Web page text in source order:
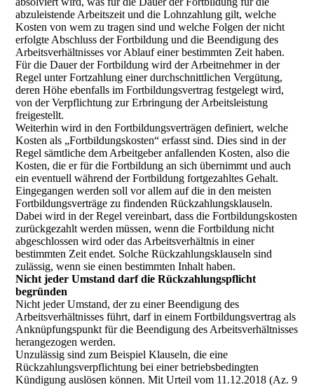
abzuleistende Arbeitszeit und die Lohnzahlung gilt, welche
Kosten von wem zu tragen sind und welche Folgen der nicht
erfolgte Abschluss der Fortbildung und die Beendigung des
Arbeitsverhältnisses vor Ablauf einer bestimmten Zeit haben.
Für die Dauer der Fortbildung wird der Arbeitnehmer in der
Regel unter Fortzahlung einer durchschnittlichen Vergütung,
deren Höhe ebenfalls im Fortbildungsvertrag festgelegt wird,
von der Verpflichtung zur Erbringung der Arbeitsleistung
freigestellt.
Weiterhin wird in den Fortbildungsverträgen definiert, welche
Kosten als „Fortbildungskosten“ erfasst sind. Dies sind in der
Regel sämtliche dem Arbeitgeber anfallenden Kosten, also die
Kosten, die er für die Fortbildung an sich übernimmt und auch
ein eventuell während der Fortbildung fortgezahltes Gehalt.
Eingegangen werden soll vor allem auf die in den meisten
Fortbildungsverträge zu findenden Rückzahlungsklauseln.
Dabei wird in der Regel vereinbart, dass die Fortbildungskosten
zurückgezahlt werden müssen, wenn die Fortbildung nicht
abgeschlossen wird oder das Arbeitsverhältnis in einer
bestimmten Zeit endet. Solche Rückzahlungsklauseln sind
zulässig, wenn sie einen bestimmten Inhalt haben.
Nicht jeder Umstand darf die Rückzahlungspflicht
begründen
Nicht jeder Umstand, der zu einer Beendigung des
Arbeitsverhältnisses führt, darf in einem Fortbildungsvertrag als
Anknüpfungspunkt für die Beendigung des Arbeitsverhältnisses
herangezogen werden.
Unzulässig sind zum Beispiel Klauseln, die eine
Rückzahlungsverpflichtung bei einer betriebsbedingten
Kündigung auslösen können. Mit Urteil vom 11.12.2018 (Az. 9